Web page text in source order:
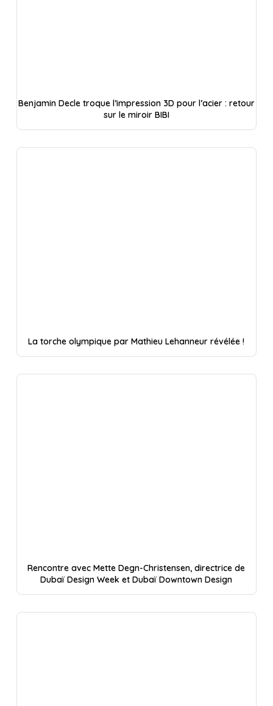
Benjamin Decle troque l’impression 3D pour l’acier : retour
sur le miroir BIBI
La torche olympique par Mathieu Lehanneur révélée !
Rencontre avec Mette Degn-Christensen, directrice de
Dubaï Design Week et Dubaï Downtown Design